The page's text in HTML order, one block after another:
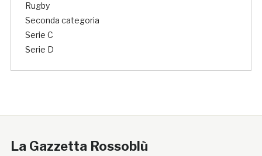
Rugby
Seconda categoria
Serie C
Serie D
La Gazzetta Rossoblù